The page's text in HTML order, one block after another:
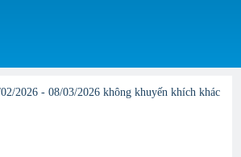
không khuyến khích khách hàng đặt online1,